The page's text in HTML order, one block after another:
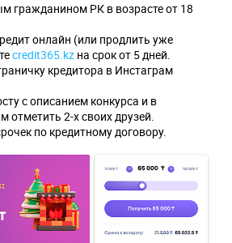
гражданином РК в возрасте от 18
онлайн (или продлить уже
credit365.kz на срок от 5 дней.
кредитора в Инстаграм
с описанием конкурса и в
отметить 2-х своих друзей.
по кредитному договору.